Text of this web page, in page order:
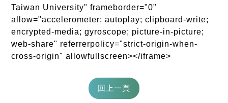
Taiwan University" frameborder="0"
allow="accelerometer; autoplay; clipboard-write;
encrypted-media; gyroscope; picture-in-picture;
web-share" referrerpolicy="strict-origin-when-
cross-origin" allowfullscreen></iframe>